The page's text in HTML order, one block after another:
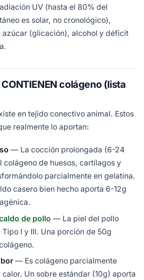
UV (hasta el 80% del
es solar, no cronológico),
azúcar (glicación), alcohol y déficit
colágeno (lista
en tejido conectivo animal. Estos
realmente lo aportan:
— La cocción prolongada (6-24
colágeno de huesos, cartílagos y
parcialmente en gelatina.
casero bien hecho aporta 6-12g
de pollo — La piel del pollo
I y III. Una porción de 50g
— Es colágeno parcialmente
Un sobre estándar (10g) aporta